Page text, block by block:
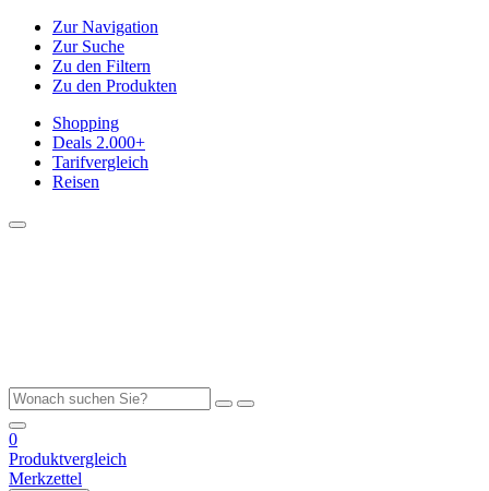
Zur Navigation
Zur Suche
Zu den Filtern
Zu den Produkten
Shopping
Deals 2.000+
Tarifvergleich
Reisen
0
Produktvergleich
Merkzettel